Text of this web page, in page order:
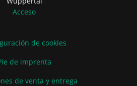
Acceso
de cookies
de imprenta
de venta y entrega